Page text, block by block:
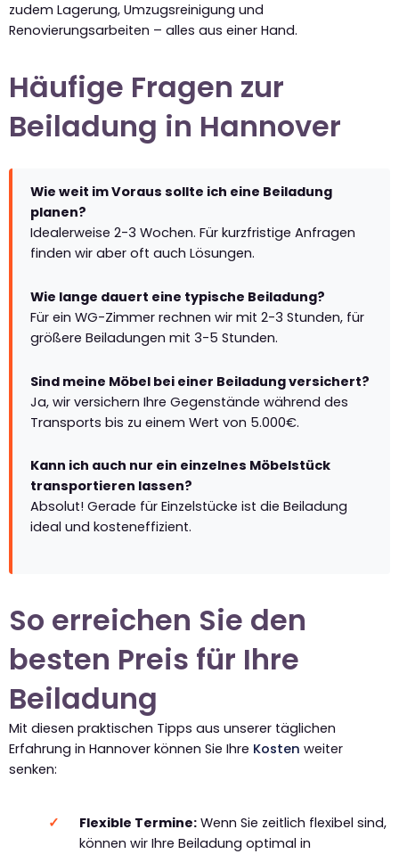
zudem Lagerung, Umzugsreinigung und
Renovierungsarbeiten – alles aus einer Hand.
Häufige Fragen zur
Beiladung in Hannover
Wie weit im Voraus sollte ich eine Beiladung
planen?
Idealerweise 2-3 Wochen. Für kurzfristige Anfragen
finden wir aber oft auch Lösungen.
Wie lange dauert eine typische Beiladung?
Für ein WG-Zimmer rechnen wir mit 2-3 Stunden, für
größere Beiladungen mit 3-5 Stunden.
Sind meine Möbel bei einer Beiladung versichert?
Ja, wir versichern Ihre Gegenstände während des
Transports bis zu einem Wert von 5.000€.
Kann ich auch nur ein einzelnes Möbelstück
transportieren lassen?
Absolut! Gerade für Einzelstücke ist die Beiladung
ideal und kosteneffizient.
So erreichen Sie den
besten Preis für Ihre
Beiladung
Mit diesen praktischen Tipps aus unserer täglichen
Erfahrung in Hannover können Sie Ihre Kosten weiter
senken:
Flexible Termine:Wenn Sie zeitlich flexibel sind,
können wir Ihre Beiladung optimal in